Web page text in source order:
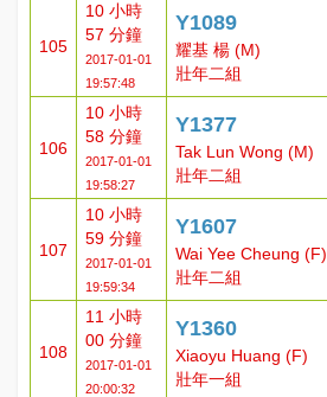
105
10 小時
57 分鐘
2017-01-01
19:57:48
Y1089
耀基 楊 (M)
壯年二組
106
10 小時
58 分鐘
2017-01-01
19:58:27
Y1377
Tak Lun Wong (M)
壯年二組
107
10 小時
59 分鐘
2017-01-01
19:59:34
Y1607
Wai Yee Cheung (F)
壯年二組
108
11 小時
00 分鐘
2017-01-01
20:00:32
Y1360
Xiaoyu Huang (F)
壯年一組